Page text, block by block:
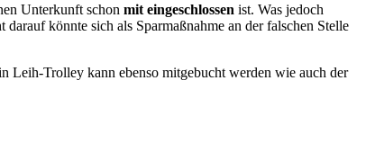
Unterkunft schon mit eingeschlossen ist. Was jedoch
könnte sich als Sparmaßnahme an der falschen Stelle
Leih-Trolley kann ebenso mitgebucht werden wie auch der